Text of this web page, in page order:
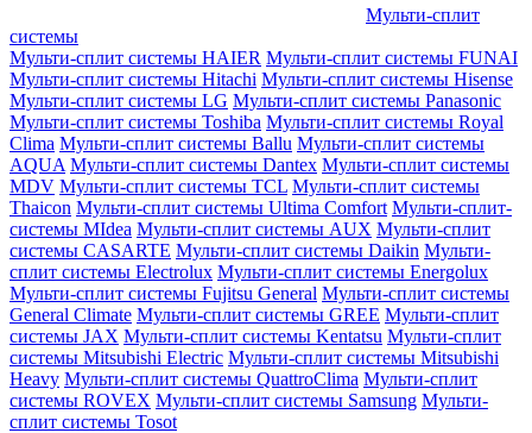
Мульти-сплит
системы
Мульти-сплит системы HAIER Мульти-сплит системы FUNAI
Мульти-сплит системы Hitachi Мульти-сплит системы Hisense
Мульти-сплит системы LG Мульти-сплит системы Panasonic
Мульти-сплит системы Toshiba Мульти-сплит системы Royal
Clima Мульти-сплит системы Ballu Мульти-сплит системы
AQUA Мульти-сплит системы Dantex Мульти-сплит системы
MDV Мульти-сплит системы TCL Мульти-сплит системы
Thaicon Мульти-сплит системы Ultima Comfort Мульти-сплит-
системы MIdea Мульти-сплит системы AUX Мульти-сплит
системы CASARTE Мульти-сплит системы Daikin Мульти-
сплит системы Electrolux Мульти-сплит системы Energolux
Мульти-сплит системы Fujitsu General Мульти-сплит системы
General Climate Мульти-сплит системы GREE Мульти-сплит
системы JAX Мульти-сплит системы Kentatsu Мульти-сплит
системы Mitsubishi Electric Мульти-сплит системы Mitsubishi
Heavy Мульти-сплит системы QuattroClima Мульти-сплит
системы ROVEX Мульти-сплит системы Samsung Мульти-
сплит системы Tosot